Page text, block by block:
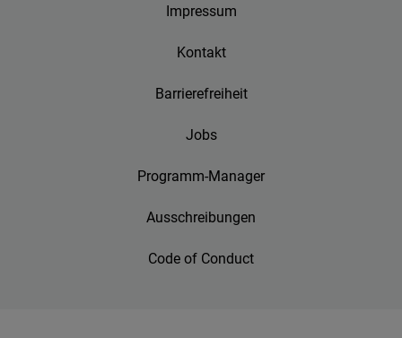
Impressum
Kontakt
Barrierefreiheit
Jobs
Programm-Manager
Ausschreibungen
Code of Conduct